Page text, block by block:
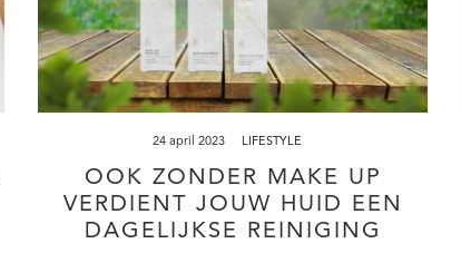
24 april 2023 LIFESTYLE
OOK ZONDER MAKE UP
VERDIENT JOUW HUID EEN
DAGELIJKSE REINIGING